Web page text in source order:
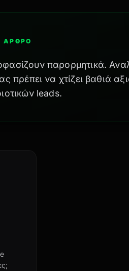
ΆΡΘΡΟ
παρορμητικά.
πρέπει να χτίζει βαθιά
leads.